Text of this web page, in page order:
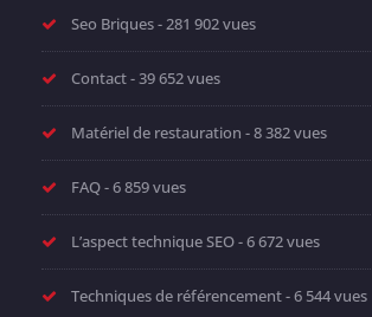
Seo Briques- 281 902 vues
Contact- 39 652 vues
Matériel de restauration - 8 382 vues
FAQ- 6 859 vues
L’aspect technique SEO- 6 672 vues
Techniques de référencement- 6 544 vues